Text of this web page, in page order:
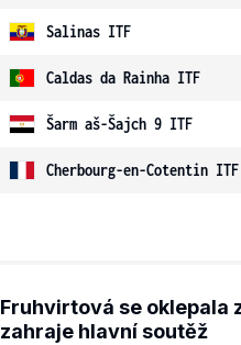
Salinas ITF
Caldas da Rainha ITF
Šarm aš-Šajch 9 ITF
Cherbourg-en-Cotentin ITF
Fruhvirtová se oklepala
zahraje hlavní soutěž